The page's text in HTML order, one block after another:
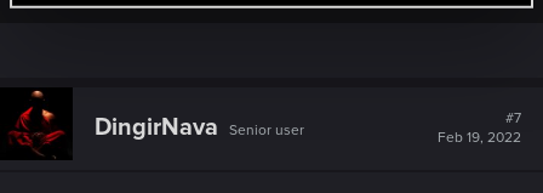
DingirNava Senior user
#7
Feb 19, 2022